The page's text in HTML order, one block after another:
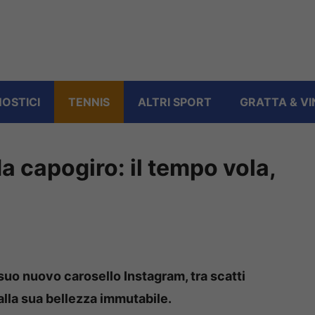
TENNIS ALTRI SPORT GRATTA &
capogiro: il tempo vola,
nuovo carosello Instagram, tra scatti
sua bellezza immutabile.